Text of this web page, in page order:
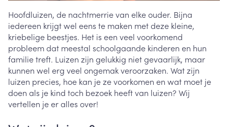
Hoofdluizen, de nachtmerrie van elke ouder. Bijna
iedereen krijgt wel eens te maken met deze kleine,
kriebelige beestjes. Het is een veel voorkomend
probleem dat meestal schoolgaande kinderen en hun
familie treft. Luizen zijn gelukkig niet gevaarlijk, maar
kunnen wel erg veel ongemak veroorzaken. Wat zijn
luizen precies, hoe kan je ze voorkomen en wat moet je
doen als je kind toch bezoek heeft van luizen? Wij
vertellen je er alles over!